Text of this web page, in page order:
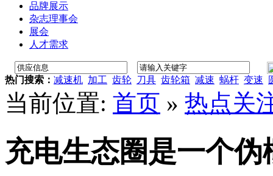
品牌展示
杂志理事会
展会
人才需求
热门搜索： 减速机 加工 齿轮 刀具 齿轮箱 减速 蜗杆 变速
当前位置: 首页 » 热点关
充电生态圈是一个